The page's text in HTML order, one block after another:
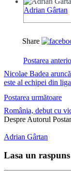
Adrian Gârtan
Share
Postarea
Nicolae Badea
este al echipei din
Postarea următoare
România, debut cu
Despre Autorul
Adrian Gârtan
Lasa un raspuns